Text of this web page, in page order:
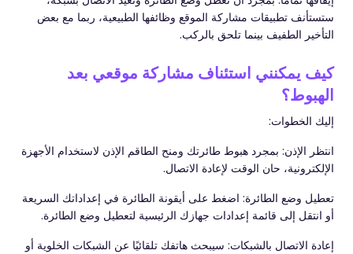
ستستأنف تطبيقات مشاركة الموقع وظائفها الطبيعية، ربما مع بعض
التأخير الطفيف بينما تلحق بالركب.
كيف يمكنني استئناف مشاركة موقعي بعد
الهبوط؟
إليك الخطوات:
انتظر الإذن: بمجرد هبوط طائرتك ومنح الطاقم الإذن لاستخدام الأجهزة
الإلكترونية، حان الوقت لإعادة الاتصال.
تعطيل وضع الطائرة: اضغط على أيقونة الطائرة في إعداداتك السريعة
أو انتقل إلى قائمة إعدادات جهازك الرئيسية لتعطيل وضع الطائرة.
إعادة الاتصال بالشبكات: سيبحث هاتفك تلقائيًا عن الشبكات الخلوية أو